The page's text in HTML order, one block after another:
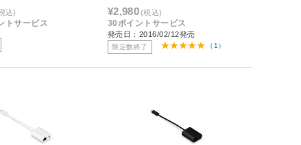
込)
トサービス
¥2,980(税込)
30ポイントサービス
発売日：2016/02/12発売
限定数終了 （1）